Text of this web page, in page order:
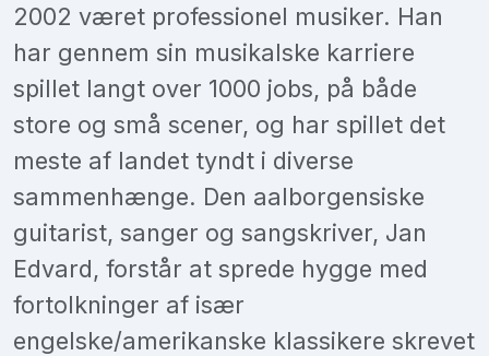
2002 været professionel musiker. Han
har gennem sin musikalske karriere
spillet langt over 1000 jobs, på både
store og små scener, og har spillet det
meste af landet tyndt i diverse
sammenhænge. Den aalborgensiske
guitarist, sanger og sangskriver, Jan
Edvard, forstår at sprede hygge med
fortolkninger af især
engelske/amerikanske klassikere skrevet